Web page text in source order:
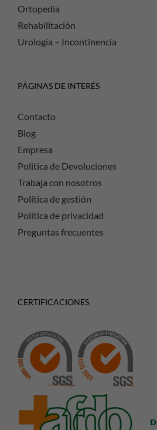
Ortopedia
Rehabilitación
Urología – Incontinencia
PÁGINAS DE INTERÉS
Contacto
Blog
Empresa
Politica de Devoluciones
Trabaja con nosotros
Política de gestión
Política de privacidad
Preguntas frecuentes
CERTIFICACIONES